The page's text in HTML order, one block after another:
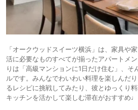
「オークウッドスイーツ横浜」は、家具や
活に必要なものすべてが揃ったアパートメ
りは「高級マンションに1日だけ住む」、そ
ルです。みんなでわいわい料理を楽しんだ
るレシピに挑戦してみたり、彼とゆっくり
キッチンを活かして楽しむ滞在がおすすめ♩